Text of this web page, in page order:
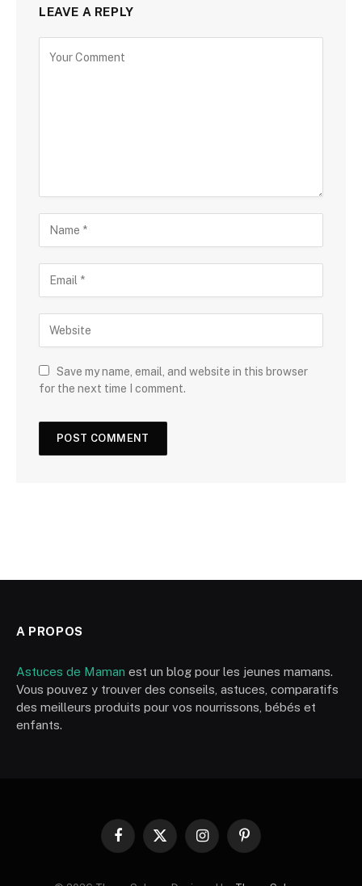
LEAVE A REPLY
Save my name, email, and website in this browser
for the next time I comment.
A PROPOS
Astuces de Maman est un blog pour les jeunes mamans.
Vous pouvez y trouver des conseils, astuces, comparatifs
des meilleurs produits pour vos nourrissons, bébés et
enfants.
Facebook
X
InstagramPinterest